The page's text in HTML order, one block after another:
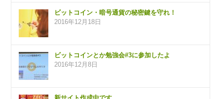
ビットコイン・暗号通貨の秘密鍵を守れ！
2016年12月18日
ビットコインとか勉強会#3に参加したよ
2016年12月8日